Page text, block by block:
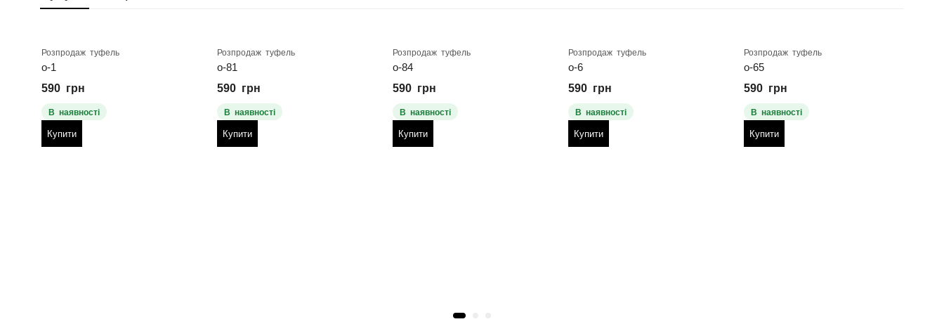
Розпродаж туфель
о-1
590 грн
В наявності
Купити
Розпродаж туфель
о-81
590 грн
В наявності
Купити
Розпродаж туфель
о-84
590 грн
В наявності
Купити
Розпродаж туфель
о-6
590 грн
В наявності
Купити
Розпродаж туфель
о-65
590 грн
В наявності
Купити